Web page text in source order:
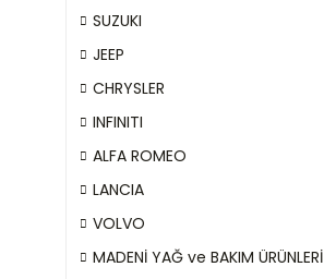
SUZUKI
JEEP
CHRYSLER
INFINITI
ALFA ROMEO
LANCIA
VOLVO
MADENİ YAĞ ve BAKIM ÜRÜNLERİ